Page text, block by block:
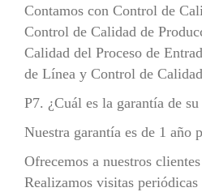
Contamos con Control de
Control de Calidad de
Calidad del Proceso de
de Línea y Control de
P7. ¿Cuál es la garantía de
Nuestra garantía es de 1 año
Ofrecemos a nuestros
Realizamos visitas